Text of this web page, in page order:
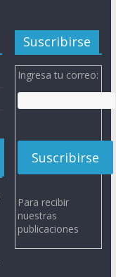
Suscribirse
Ingresa tu correo:
Para recibir
nuestras
publicaciones